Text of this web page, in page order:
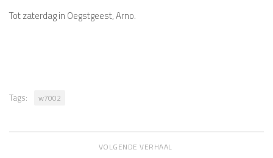
Tot zaterdag in Oegstgeest, Arno.
Tags: w7002
VOLGENDE VERHAAL